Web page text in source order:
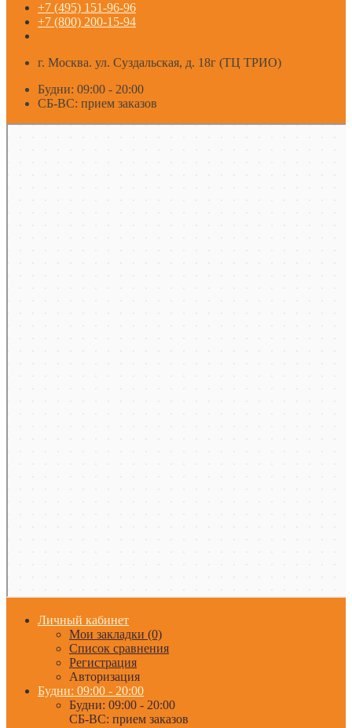
+7 (495) 151-96-96
+7 (800) 200-15-94
г. Москва. ул. Суздальская, д. 18г (ТЦ ТРИО)
Будни: 09:00 - 20:00
СБ-ВС: прием заказов
Личный кабинет
Мои закладки (0)
Список сравнения
Регистрация
Авторизация
Будни: 09:00 - 20:00
Будни: 09:00 - 20:00
СБ-ВС: прием заказов